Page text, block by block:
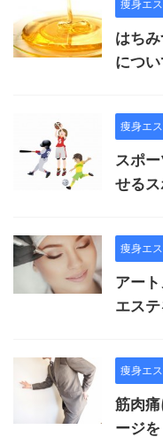
痩身エ
はち
につい
痩身エ
スポ
せる
痩身エ
アー
エス
痩身エ
筋肉
ージを